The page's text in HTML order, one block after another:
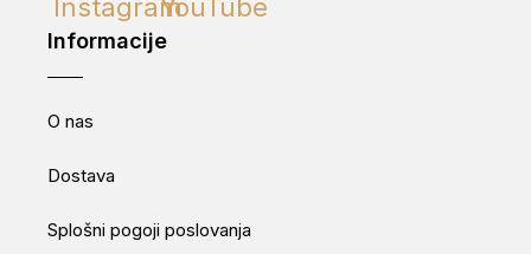
Informacije
O nas
Dostava
Splošni pogoji poslovanja